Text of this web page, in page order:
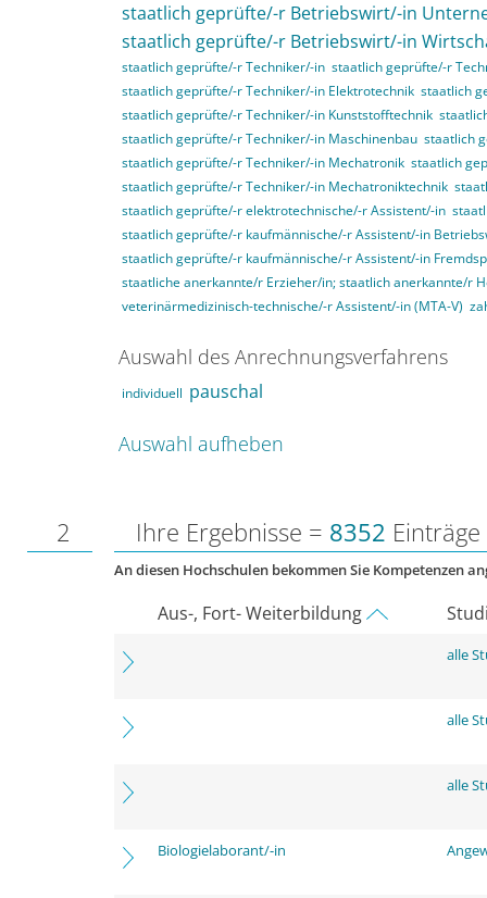
staatlich geprüfte/-r Betriebswirt/-in
staatlich geprüfte/-r Betriebswirt/-in
staatlich geprüfte/-r Techniker/-in staatlich geprüfte/-r
staatlich geprüfte/-r Techniker/-in Elektrotechnik staatlich
staatlich geprüfte/-r Techniker/-in Kunststofftechnik
staatlich geprüfte/-r Techniker/-in Maschinenbau staatlich
staatlich geprüfte/-r Techniker/-in Mechatronik staatlich
staatlich geprüfte/-r Techniker/-in Mechatroniktechnik
staatlich geprüfte/-r elektrotechnische/-r Assistent/-in
staatlich geprüfte/-r kaufmännische/-r Assistent/-in
staatlich geprüfte/-r kaufmännische/-r Assistent/-in
staatliche anerkannte/r Erzieher/in; staatlich anerkannte/r
veterinärmedizinisch-technische/-r Assistent/-in (MTA-V)
Auswahl des Anrechnungsverfahrens
individuell pauschal
Auswahl aufheben
2 Ihre Ergebnisse = 8352 Einträge
An diesen Hochschulen bekommen Sie Kompetenzen
Aus-, Fort- Weiterbildung
alle
alle
alle
Biologielaborant/-in